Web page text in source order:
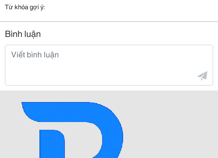
Từ khóa gợi ý:
Bình luận